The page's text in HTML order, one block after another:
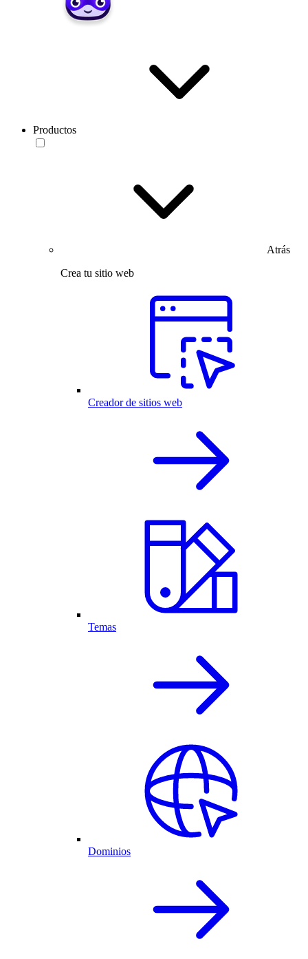
Productos
Atrás
Crea tu sitio web
Creador de sitios web
Temas
Dominios